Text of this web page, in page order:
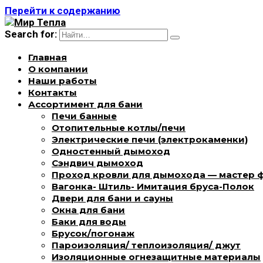
Перейти к содержанию
Search for:
Главная
О компании
Наши работы
Контакты
Ассортимент для бани
Печи банные
Отопительные котлы/печи
Электрические печи (электрокаменки)
Одностенный дымоход
Сэндвич дымоход
Проход кровли для дымохода — мастер
Вагонка- Штиль- Имитация бруса-Полок
Двери для бани и сауны
Окна для бани
Баки для воды
Брусок/погонаж
Пароизоляция/ теплоизоляция/ джут
Изоляционные огнезащитные материалы